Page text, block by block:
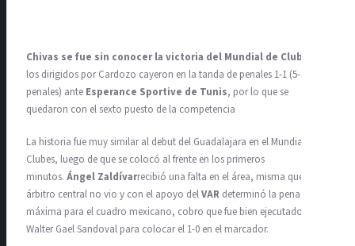
Chivas se fue sin conocer la victoria del Mundial de Clubes
los dirigidos por Cardozo cayeron en la tanda de penales 1-1 (5-6
penales) ante Esperance Sportive de Tunis, por lo que se
quedaron con el sexto puesto de la competencia
La historia fue muy similar al debut del Guadalajara en el Mundial de
Clubes, luego de que se colocó al frente en los primeros
minutos. Ángel Zaldívarrecibió una falta en el área, misma que el
árbitro central no vio y con el apoyo delVAR determinó la pena
máxima para el cuadro mexicano, cobro que fue bien ejecutado por
Walter Gael Sandoval para colocar el 1-0 en el marcador.